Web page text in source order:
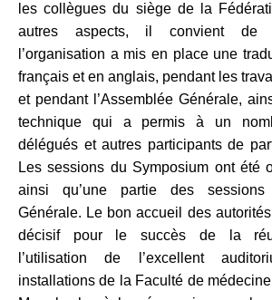
les collègues du siège de la
autres aspects, il convient de
l’organisation a mis en place une
français et en anglais, pendant les
et pendant l’Assemblée Générale,
technique qui a permis à un
délégués et autres participants de
Les sessions du Symposium ont été
ainsi qu’une partie des sessions
Générale. Le bon accueil des
décisif pour le succès de la
l’utilisation de l’excellent
installations de la Faculté de